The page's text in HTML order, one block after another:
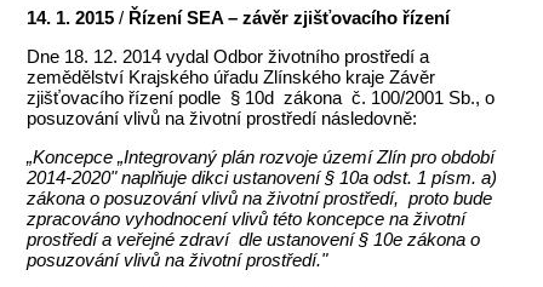
14. 1. 2015 / Řízení SEA – závěr zjišťovacího řízení
Dne 18. 12. 2014 vydal Odbor životního prostředí a
zemědělství Krajského úřadu Zlínského kraje Závěr
zjišťovacího řízení podle § 10d zákona č. 100/2001 Sb., o
posuzování vlivů na životní prostředí následovně:
„Koncepce „Integrovaný plán rozvoje území Zlín pro období
2014-2020" naplňuje dikci ustanovení § 10a odst. 1 písm. a)
zákona o posuzování vlivů na životní prostředí, proto bude
zpracováno vyhodnocení vlivů této koncepce na životní
prostředí a veřejné zdraví dle ustanovení § 10e zákona o
posuzování vlivů na životní prostředí."